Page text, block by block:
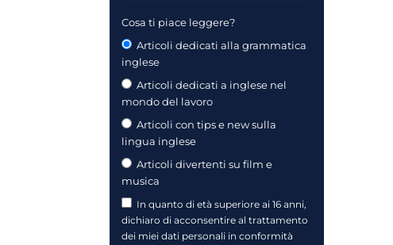
Cosa ti piace leggere?
Articoli dedicati alla grammatica
inglese
Articoli dedicati a inglese nel
mondo del lavoro
Articoli con tips e new sulla
lingua inglese
Articoli divertenti su film e
musica
In quanto di età superiore ai 16 anni,
dichiaro di acconsentire al trattamento
dei miei dati personali in conformità